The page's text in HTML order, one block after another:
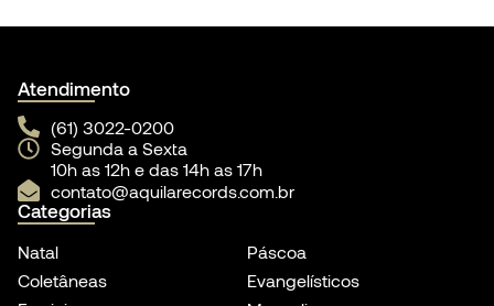
Atendimento
(61) 3022-0200
Segunda a Sexta
10h as 12h e das 14h as 17h
contato@aquilarecords.com.br
Categorias
Natal
Páscoa
Coletâneas
Evangelísticos